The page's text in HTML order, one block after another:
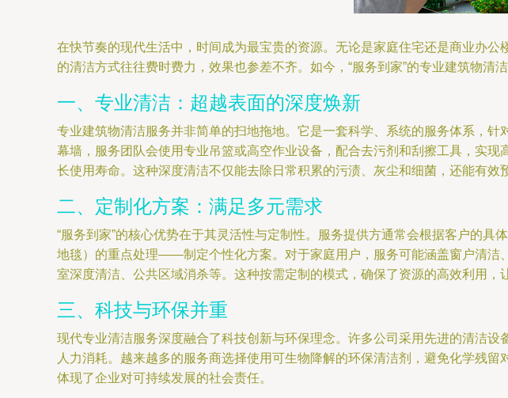
在快节奏的现代生活中，时间成为最宝贵的资源。无论是家庭住宅还是商业办
的清洁方式往往费时费力，效果也参差不齐。如今，“服务到家”的专业建筑物
一、专业清洁：超越表面的深度焕新
专业建筑物清洁服务并非简单的扫地拖地。它是一套科学、系统的服务体系，
幕墙，服务团队会使用专业吊篮或高空作业设备，配合去污剂和刮擦工具，实
长使用寿命。这种深度清洁不仅能去除日常积累的污渍、灰尘和细菌，还能有效
二、定制化方案：满足多元需求
“服务到家”的核心优势在于其灵活性与定制性。服务提供方通常会根据客户的
地毯）的重点处理——制定个性化方案。对于家庭用户，服务可能涵盖窗户清洁
室深度清洁、公共区域消杀等。这种按需定制的模式，确保了资源的高效利用，
三、科技与环保并重
现代专业清洁服务深度融合了科技创新与环保理念。许多公司采用先进的清洁
人力消耗。越来越多的服务商选择使用可生物降解的环保清洁剂，避免化学残
体现了企业对可持续发展的社会责任。